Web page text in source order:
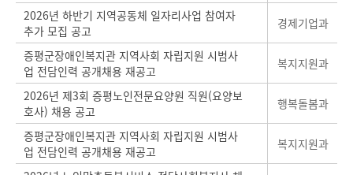
2026년 하반기 지역공동체 일자리사업 참여자
추가 모집 공고
경제기업과
증평군장애인복지관 지역사회 자립지원 시범사
업 전담인력 공개채용 재공고
복지지원과
2026년 제3회 증평노인전문요양원 직원(요양보
호사) 채용 공고
행복돌봄과
증평군장애인복지관 지역사회 자립지원 시범사
업 전담인력 공개채용 재공고
복지지원과